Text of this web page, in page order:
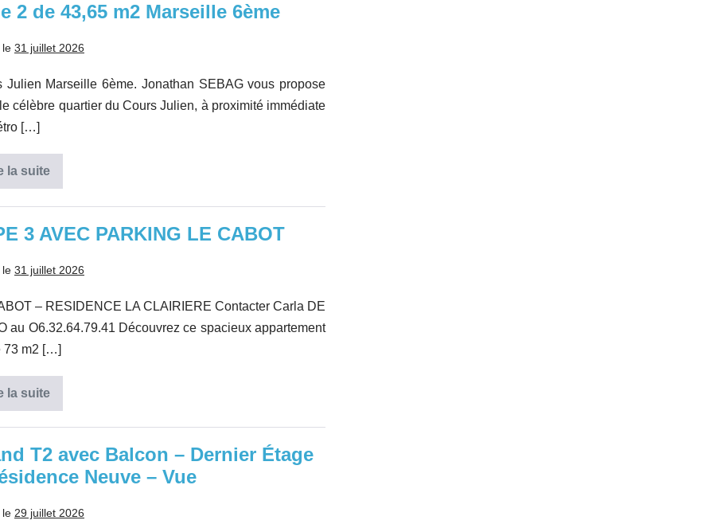
Pce
2 de 43,65 m2 Marseille 6ème
le 31 juillet 2026
Julien Marseille 6ème. Jonathan SEBAG vous propose
célèbre quartier du Cours Julien, à proximité immédiate
[…]
la suite
Type
2
m2
Marseille
3 AVEC PARKING LE CABOT
le 31 juillet 2026
– RESIDENCE LA CLAIRIERE Contacter Carla DE
au O6.32.64.79.41 Découvrez ce spacieux appartement
73 m2 […]
la suite
TYPE
3
AVEC
LE
CABOT
T2 avec Balcon – Dernier Étage
Neuve – Vue
le 29 juillet 2026